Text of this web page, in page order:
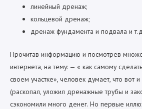
линейный дренаж;
кольцевой дренаж;
дренаж фундамента и подвала и
Прочитав информацию и посмотрев
интернета, на тему: — « как самому
своем участке», человек думает, что вот и
(раскопал, уложил дренажные трубы и
сэкономили много денег. Но первые